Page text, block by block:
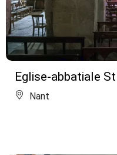
Eglise-abbatiale
Nant